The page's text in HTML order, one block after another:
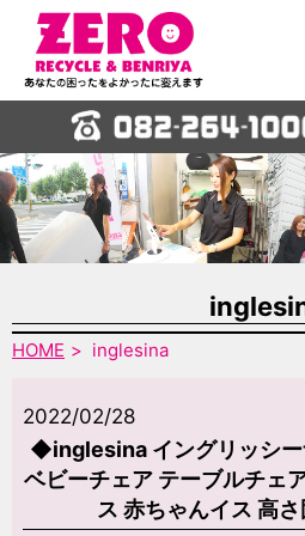
HOME inglesina
2022/02/28
◆inglesina イングリッシー
ベビーチェア テーブルチェ
ス 赤ちゃんイス 高